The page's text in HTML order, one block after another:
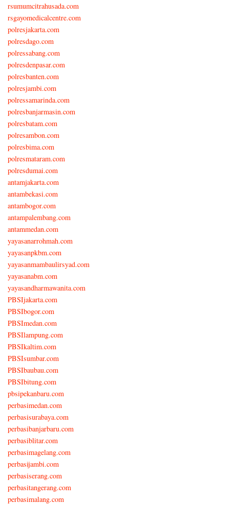
rsumumcitrahusada.com
rsgayomedicalcentre.com
polresjakarta.com
polresdago.com
polressabang.com
polresdenpasar.com
polresbanten.com
polresjambi.com
polressamarinda.com
polresbanjarmasin.com
polresbatam.com
polresambon.com
polresbima.com
polresmataram.com
polresdumai.com
antamjakarta.com
antambekasi.com
antambogor.com
antampalembang.com
antammedan.com
yayasanarrohmah.com
yayasanpkbm.com
yayasanmambaulirsyad.com
yayasanabm.com
yayasandharmawanita.com
PBSIjakarta.com
PBSIbogor.com
PBSImedan.com
PBSIlampung.com
PBSIkaltim.com
PBSIsumbar.com
PBSIbaubau.com
PBSIbitung.com
pbsipekanbaru.com
perbasimedan.com
perbasisurabaya.com
perbasibanjarbaru.com
perbasiblitar.com
perbasimagelang.com
perbasijambi.com
perbasiserang.com
perbasitangerang.com
perbasimalang.com